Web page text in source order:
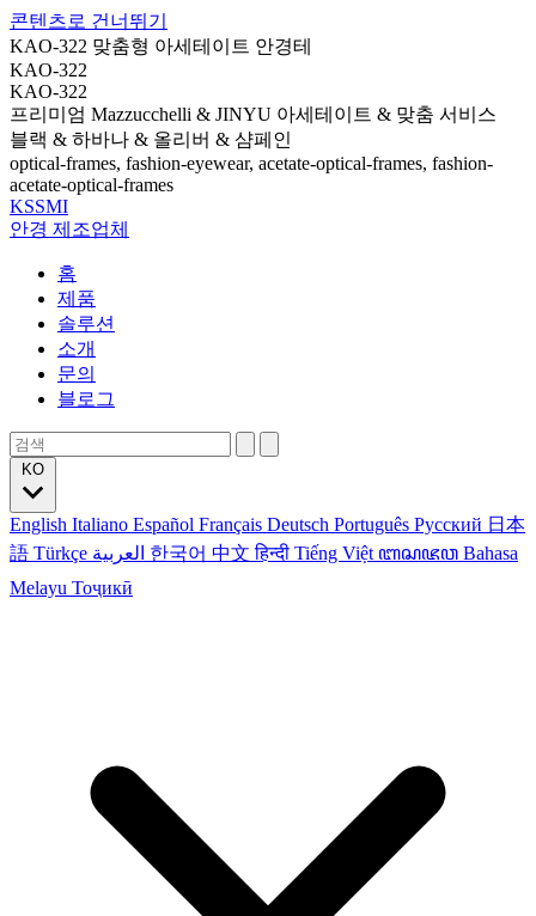
콘텐츠로 건너뛰기
KAO-322 맞춤형 아세테이트 안경테
KAO-322
KAO-322
프리미엄 Mazzucchelli & JINYU 아세테이트 & 맞춤 서비스
블랙 & 하바나 & 올리버 & 샴페인
optical-frames, fashion-eyewear, acetate-optical-frames, fashion-
acetate-optical-frames
KSSMI
안경 제조업체
홈
제품
솔루션
소개
문의
블로그
English Italiano Español Français Deutsch Português Русский 日本
語 Türkçe 한국어 中文हिन्दी Tiếng Việt ꦧꦱꦗꦮ Bahasa
Melayu Тоҷикӣ